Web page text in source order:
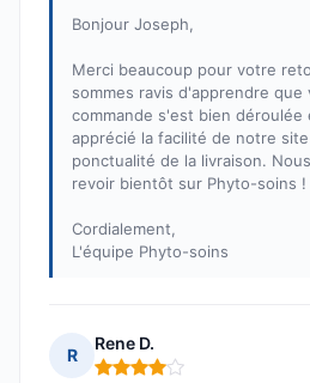
Bonjour Joseph,
Merci beaucoup pour votre
sommes ravis d'apprendre que
commande s'est bien déroulée
apprécié la facilité de notre
ponctualité de la livraison.
revoir bientôt sur Phyto-soins !
Cordialement,
L'équipe Phyto-soins
R
Rene D.
Note : 4 sur 5